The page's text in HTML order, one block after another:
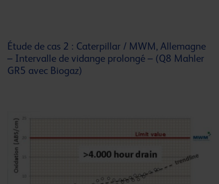
Étude de cas 2 : Caterpillar / MWM, Allemagne
– Intervalle de vidange prolongé – (Q8 Mahler
GR5 avec Biogaz)